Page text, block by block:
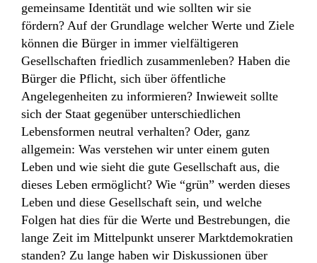
gemeinsame Identität und wie sollten wir sie
fördern? Auf der Grundlage welcher Werte und Ziele
können die Bürger in immer vielfältigeren
Gesellschaften friedlich zusammenleben? Haben die
Bürger die Pflicht, sich über öffentliche
Angelegenheiten zu informieren? Inwieweit sollte
sich der Staat gegenüber unterschiedlichen
Lebensformen neutral verhalten? Oder, ganz
allgemein: Was verstehen wir unter einem guten
Leben und wie sieht die gute Gesellschaft aus, die
dieses Leben ermöglicht? Wie “grün” werden dieses
Leben und diese Gesellschaft sein, und welche
Folgen hat dies für die Werte und Bestrebungen, die
lange Zeit im Mittelpunkt unserer Marktdemokratien
standen? Zu lange haben wir Diskussionen über